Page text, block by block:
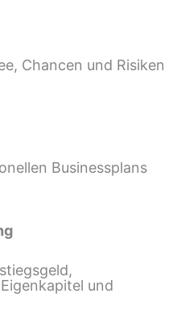
Chancen und Risiken
Businessplans
und